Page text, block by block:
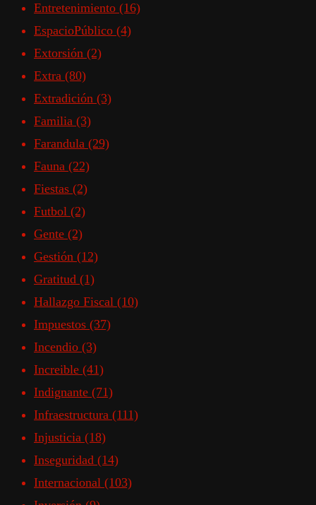
Entretenimiento (16)
EspacioPúblico (4)
Extorsión (2)
Extra (80)
Extradición (3)
Familia (3)
Farandula (29)
Fauna (22)
Fiestas (2)
Futbol (2)
Gente (2)
Gestión (12)
Gratitud (1)
Hallazgo Fiscal (10)
Impuestos (37)
Incendio (3)
Increible (41)
Indignante (71)
Infraestructura (111)
Injusticia (18)
Inseguridad (14)
Internacional (103)